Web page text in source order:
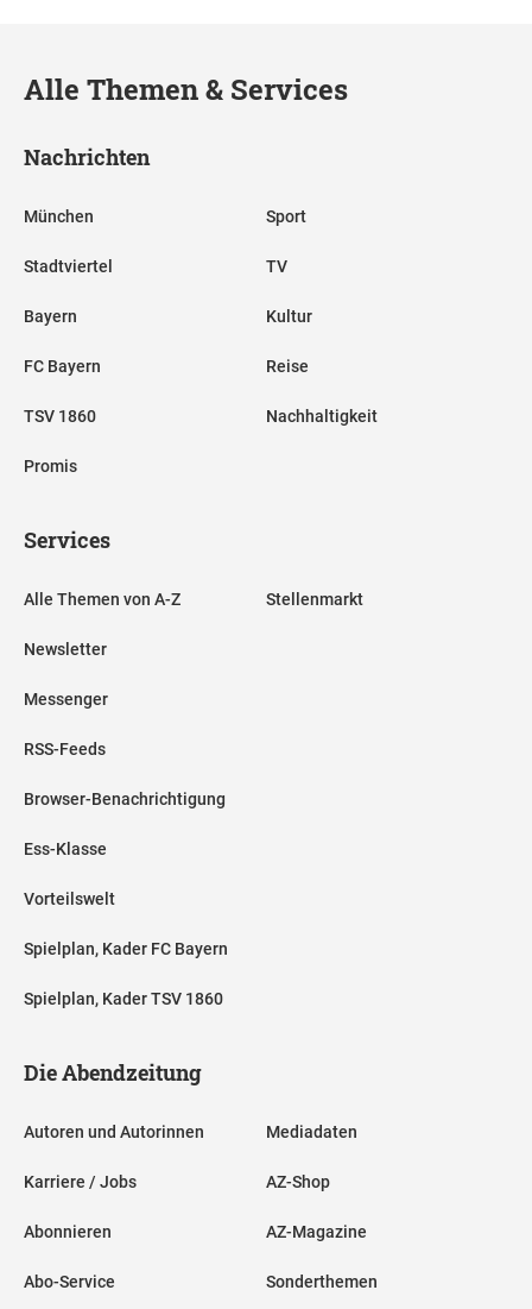
Alle Themen & Services
Nachrichten
München
Stadtviertel
Bayern
FC Bayern
TSV 1860
Promis
Sport
TV
Kultur
Reise
Nachhaltigkeit
Services
Alle Themen von A-Z
Newsletter
Messenger
RSS-Feeds
Browser-Benachrichtigung
Ess-Klasse
Vorteilswelt
Spielplan, Kader FC Bayern
Spielplan, Kader TSV 1860
Stellenmarkt
Die Abendzeitung
Autoren und Autorinnen
Karriere / Jobs
Abonnieren
Abo-Service
Mediadaten
AZ-Shop
AZ-Magazine
Sonderthemen